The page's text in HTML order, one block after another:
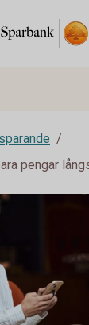
pengar